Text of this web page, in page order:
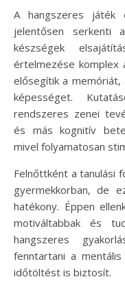
A hangszeres játék
jelentősen serkenti
készségek
értelmezése komplex
elősegítik a
képességet.
rendszeres zenei
és más kognitív
mivel folyamatosan
Felnőttként a tanulási
gyermekkorban, de
hatékony. Éppen
motiváltabbak és
hangszeres
fenntartani a
időtöltést is biztosít.